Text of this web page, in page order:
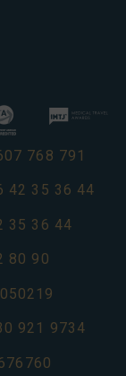
768 791
42 35 36 44
35 36 44
80 90
921 9734